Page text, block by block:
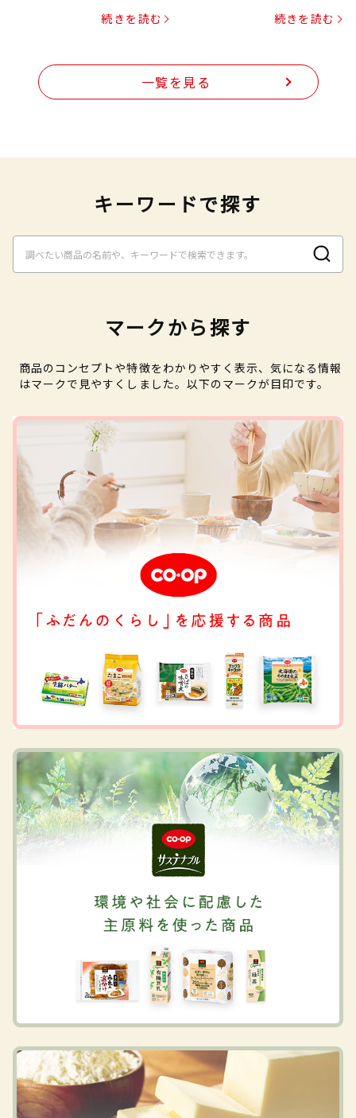
続きを読む 続きを読む
一覧を見る
キーワードで探す
マークから探す
商品のコンセプトや特徴をわかりやすく表示、気になる情報
はマークで見やすくしました。以下のマークが目印です。